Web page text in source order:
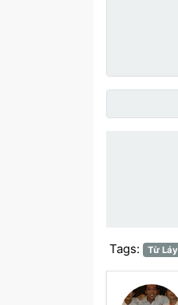
Tags:
Từ Láy